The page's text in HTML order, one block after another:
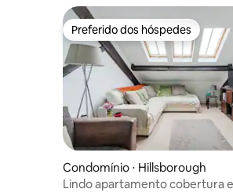
Preferido dos hóspedes
Preferido dos hóspedes
Condomínio ⋅ Hillsborough
Lindo apartamento cobertura